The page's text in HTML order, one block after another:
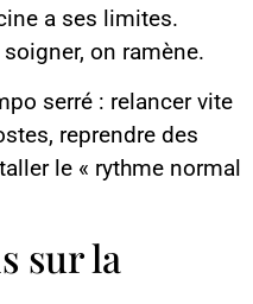
a ses limites.
on ramène.
serré : relancer vite
reprendre des
le « rythme normal
sur la